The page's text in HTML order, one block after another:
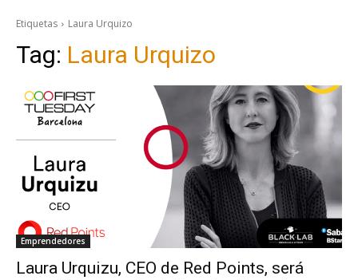
Etiquetas Laura Urquizo
Tag: Laura Urquizo
Emprendedores
Laura Urquizu, CEO de Red Points, será